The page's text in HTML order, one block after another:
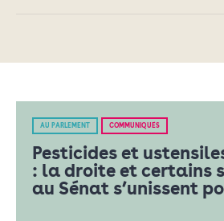
AU PARLEMENT COMMUNIQUÉS
Pesticides et
: la droite et certains
au Sénat s’unissent